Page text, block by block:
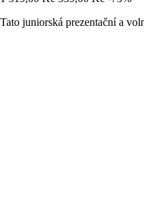
Tato juniorská prezentační a